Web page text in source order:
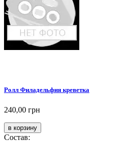
Ролл Филадельфия креветка
240,00 грн
Состав: